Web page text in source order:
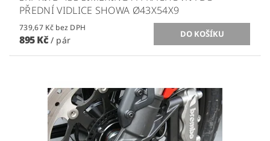
PŘEDNÍ VIDLICE SHOWA Ø43X54X9
739,67 Kč bez DPH
895 Kč / pár